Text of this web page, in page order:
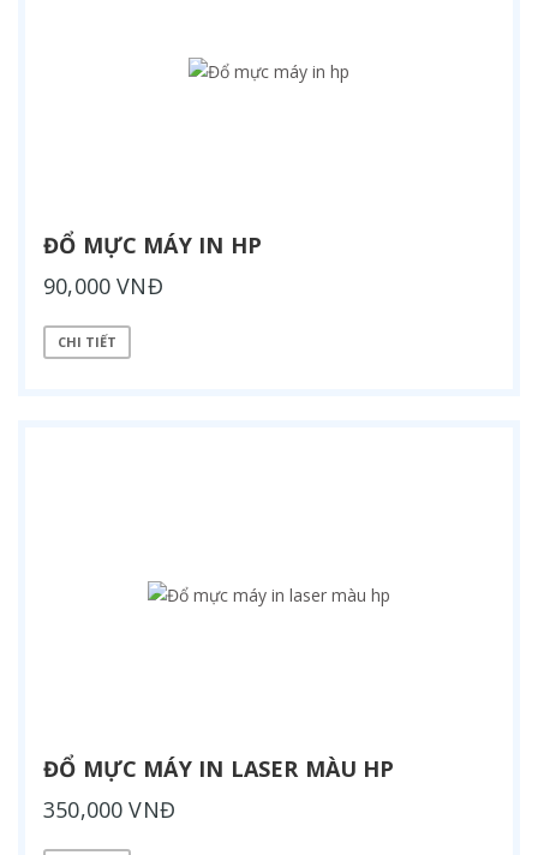
ĐỔ MỰC MÁY IN HP
90,000 VNĐ
CHI TIẾT
ĐỔ MỰC MÁY IN LASER MÀU HP
350,000 VNĐ